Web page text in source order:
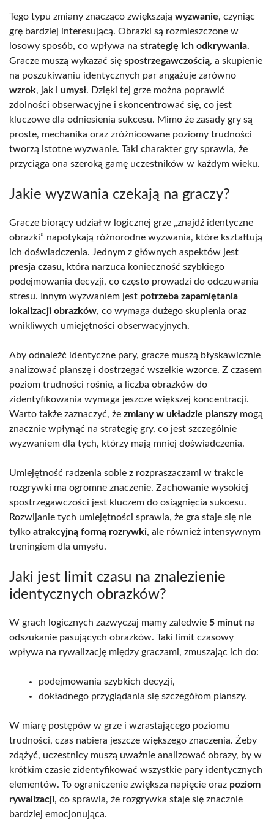
Tego typu zmiany znacząco zwiększają wyzwanie, czyniąc
grę bardziej interesującą. Obrazki są rozmieszczone w
losowy sposób, co wpływa na strategię ich odkrywania.
Gracze muszą wykazać się spostrzegawczością, a skupienie
na poszukiwaniu identycznych par angażuje zarówno
wzrok, jak i umysł. Dzięki tej grze można poprawić
zdolności obserwacyjne i skoncentrować się, co jest
kluczowe dla odniesienia sukcesu. Mimo że zasady gry są
proste, mechanika oraz zróżnicowane poziomy trudności
tworzą istotne wyzwanie. Taki charakter gry sprawia, że
przyciąga ona szeroką gamę uczestników w każdym wieku.
Jakie wyzwania czekają na graczy?
Gracze biorący udział w logicznej grze „znajdź identyczne
obrazki” napotykają różnorodne wyzwania, które kształtują
ich doświadczenia. Jednym z głównych aspektów jest
presja czasu, która narzuca konieczność szybkiego
podejmowania decyzji, co często prowadzi do odczuwania
stresu. Innym wyzwaniem jest potrzeba zapamiętania
lokalizacji obrazków, co wymaga dużego skupienia oraz
wnikliwych umiejętności obserwacyjnych.
Aby odnaleźć identyczne pary, gracze muszą błyskawicznie
analizować planszę i dostrzegać wszelkie wzorce. Z czasem
poziom trudności rośnie, a liczba obrazków do
zidentyfikowania wymaga jeszcze większej koncentracji.
Warto także zaznaczyć, że zmiany w układzie planszymogą
znacznie wpłynąć na strategię gry, co jest szczególnie
wyzwaniem dla tych, którzy mają mniej doświadczenia.
Umiejętność radzenia sobie z rozpraszaczami w trakcie
rozgrywki ma ogromne znaczenie. Zachowanie wysokiej
spostrzegawczości jest kluczem do osiągnięcia sukcesu.
Rozwijanie tych umiejętności sprawia, że gra staje się nie
tylko atrakcyjną formą rozrywki, ale również intensywnym
treningiem dla umysłu.
Jaki jest limit czasu na znalezienie
identycznych obrazków?
W grach logicznych zazwyczaj mamy zaledwie 5 minut na
odszukanie pasujących obrazków. Taki limit czasowy
wpływa na rywalizację między graczami, zmuszając ich do:
podejmowania szybkich decyzji,
dokładnego przyglądania się szczegółom planszy.
W miarę postępów w grze i wzrastającego poziomu
trudności, czas nabiera jeszcze większego znaczenia. Żeby
zdążyć, uczestnicy muszą uważnie analizować obrazy, by w
krótkim czasie zidentyfikować wszystkie pary identycznych
elementów. To ograniczenie zwiększa napięcie oraz poziom
rywalizacji, co sprawia, że rozgrywka staje się znacznie
bardziej emocjonująca.